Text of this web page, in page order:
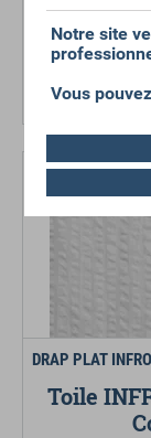
13,86 €HT
DRAP PLAT
Toile
Notre site
Vous